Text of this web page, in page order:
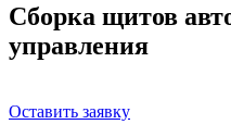
Сборка щитов
управления
Оставить заявку